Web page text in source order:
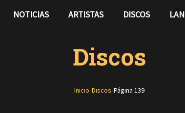
NOTICIAS ARTISTAS DISCOS
Discos
Inicio/Discos/Página 139